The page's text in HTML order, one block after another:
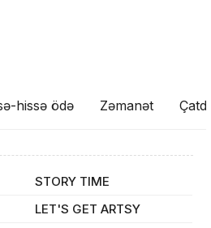
hissə ödə Zəmanət
STORY TIME
LET'S GET ARTSY